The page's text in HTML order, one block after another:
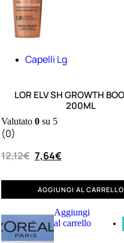
Capelli Lg
LOR ELV SH GROWTH
200ML
Valutato 0su 5
(0)
12,12€ 7,64€
AGGIUNGI AL CARRELLO
Aggiungi
al carrello